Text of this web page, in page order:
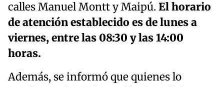
calles Manuel Montt y Maipú. El horario
de atención establecido es de lunes a
viernes, entre las 08:30 y las 14:00
horas.
Además, se informó que quienes lo